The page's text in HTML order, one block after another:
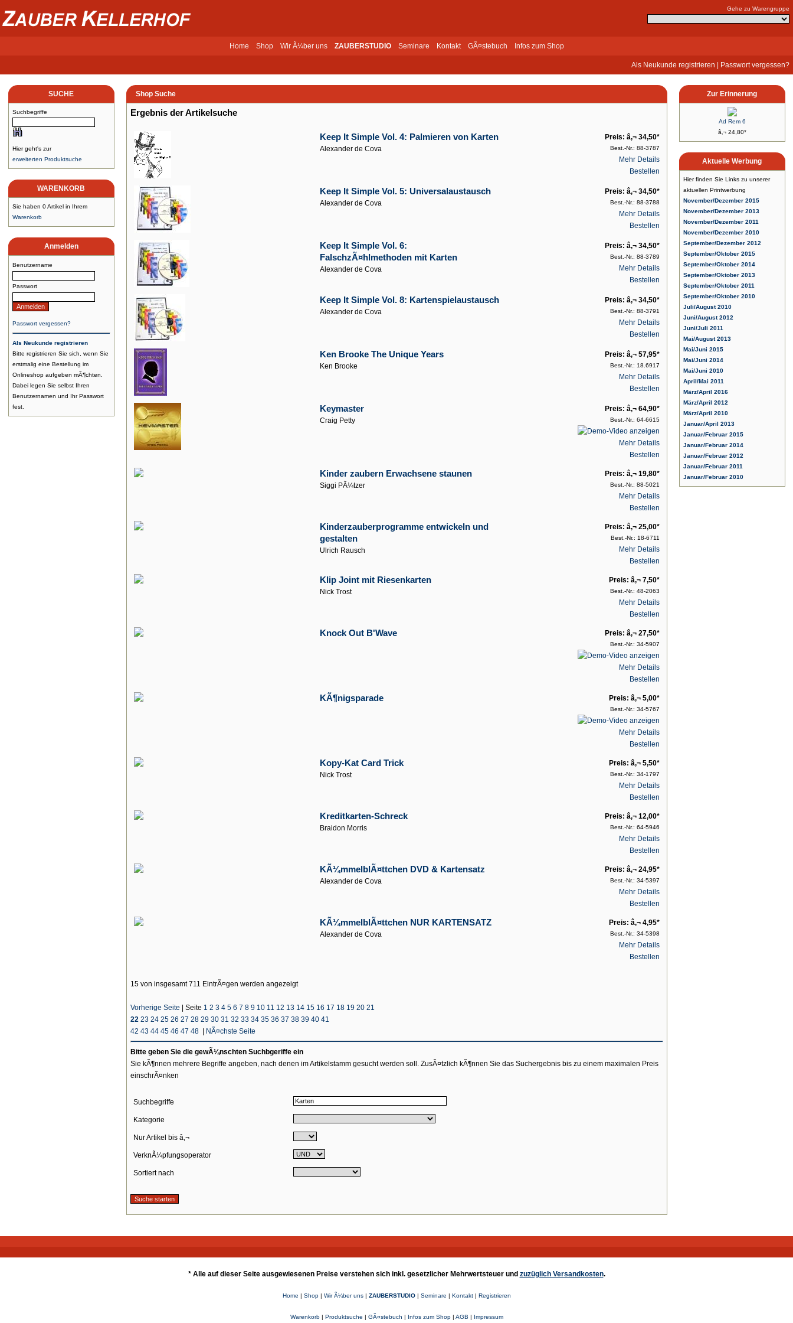
Gehe zu Warengruppe
Home Shop Wir Ã¼ber uns ZAUBERSTUDIO Seminare Kontakt GÃ¤stebuch Infos zum Shop
Als Neukunde registrieren Passwort vergessen?
SUCHE
Suchbegriffe
Hier geht's zur
erweiterten Produktsuche
WARENKORB
Sie haben 0 Artikel in Ihrem
Warenkorb
Anmelden
Benutzername
Passwort
Passwort vergessen?
Als Neukunde registrieren
Bitte registrieren Sie sich, wenn Sie
erstmalig eine Bestellung im
Onlineshop aufgeben mÃ¶chten.
Dabei legen Sie selbst Ihren
Benutzernamen und Ihr Passwort
fest.
Shop Suche
Ergebnis der Artikelsuche
Keep It Simple Vol. 4: Palmieren von Karten
Alexander de Cova
Preis: â‚¬ 34,50*
Best.-Nr.: 88-3787
Mehr Details
Bestellen
Keep It Simple Vol. 5: Universalaustausch
Alexander de Cova
Preis: â‚¬ 34,50*
Best.-Nr.: 88-3788
Mehr Details
Bestellen
Keep It Simple Vol. 6:
FalschzÃ¤hlmethoden mit Karten
Alexander de Cova
Preis: â‚¬ 34,50*
Best.-Nr.: 88-3789
Mehr Details
Bestellen
Keep It Simple Vol. 8: Kartenspielaustausch
Alexander de Cova
Preis: â‚¬ 34,50*
Best.-Nr.: 88-3791
Mehr Details
Bestellen
Ken Brooke The Unique Years
Ken Brooke
Preis: â‚¬ 57,95*
Best.-Nr.: 18.6917
Mehr Details
Bestellen
Keymaster
Craig Petty
Preis: â‚¬ 64,90*
Best.-Nr.: 64-6615
Mehr Details
Bestellen
Kinder zaubern Erwachsene staunen
Siggi PÃ¼tzer
Preis: â‚¬ 19,80*
Best.-Nr.: 88-5021
Mehr Details
Bestellen
Kinderzauberprogramme entwickeln und
gestalten
Ulrich Rausch
Preis: â‚¬ 25,00*
Best.-Nr.: 18-6711
Mehr Details
Bestellen
Klip Joint mit Riesenkarten
Nick Trost
Preis: â‚¬ 7,50*
Best.-Nr.: 48-2063
Mehr Details
Bestellen
Knock Out B'Wave Preis: â‚¬ 27,50*
Best.-Nr.: 34-5907
Mehr Details
Bestellen
KÃ¶nigsparade Preis: â‚¬ 5,00*
Best.-Nr.: 34-5767
Mehr Details
Bestellen
Kopy-Kat Card Trick
Nick Trost
Preis: â‚¬ 5,50*
Best.-Nr.: 34-1797
Mehr Details
Bestellen
Kreditkarten-Schreck
Braidon Morris
Preis: â‚¬ 12,00*
Best.-Nr.: 64-5946
Mehr Details
Bestellen
KÃ¼mmelblÃ¤ttchen DVD & Kartensatz
Alexander de Cova
Preis: â‚¬ 24,95*
Best.-Nr.: 34-5397
Mehr Details
Bestellen
KÃ¼mmelblÃ¤ttchen NUR KARTENSATZ
Alexander de Cova
Preis: â‚¬ 4,95*
Best.-Nr.: 34-5398
Mehr Details
Bestellen
15 von insgesamt 711 EintrÃ¤gen werden angezeigt
Vorherige Seite Seite 1 2 3 4 5 6 7 8 9 10 11 12 13 14 15 16 17 18 19 20 21
22 23 24 25 26 27 28 29 30 31 32 33 34 35 36 37 38 39 40 41
42 43 44 45 46 47 48| NÃ¤chste Seite
Bitte geben Sie die gewÃ¼nschten Suchbgeriffe ein
Sie kÃ¶nnen mehrere Begriffe angeben, nach denen im Artikelstamm gesucht werden soll. ZusÃ¤tzlich kÃ¶nnen Sie das Suchergebnis bis zu einem maximalen Preis
einschrÃ¤nken
Suchbegriffe
Kategorie
Nur Artikel bis â‚¬
VerknÃ¼pfungsoperator
Sortiert nach
Zur Erinnerung
Ad Rem 6
â‚¬ 24,80*
Aktuelle Werbung
Hier finden Sie Links zu unserer
aktuellen Printwerbung
November/Dezember 2015
November/Dezember 2013
November/Dezember 2011
November/Dezember 2010
September/Dezember 2012
September/Oktober 2015
September/Oktober 2014
September/Oktober 2013
September/Oktober 2011
September/Oktober 2010
Juli/August 2010
Juni/August 2012
Juni/Juli 2011
Mai/August 2013
Mai/Juni 2015
Mai/Juni 2014
Mai/Juni 2010
April/Mai 2011
März/April 2016
März/April 2012
März/April 2010
Januar/April 2013
Januar/Februar 2015
Januar/Februar 2014
Januar/Februar 2012
Januar/Februar 2011
Januar/Februar 2010
* Alle auf dieser Seite ausgewiesenen Preise verstehen sich inkl. gesetzlicher Mehrwertsteuer und zuzüglich Versandkosten.
Home | Shop| Wir Ã¼ber uns| ZAUBERSTUDIO| Seminare | Kontakt| Registrieren
Warenkorb| Produktsuche | GÃ¤stebuch | Infos zum Shop| AGB | Impressum